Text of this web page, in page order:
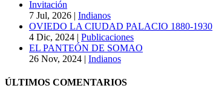
Invitación
7 Jul, 2026 | Indianos
OVIEDO LA CIUDAD PALACIO 1880-1930
4 Dic, 2024 | Publicaciones
EL PANTEÓN DE SOMAO
26 Nov, 2024 | Indianos
ÚLTIMOS COMENTARIOS